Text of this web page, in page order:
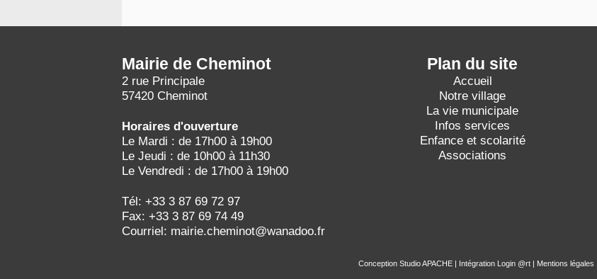
Mairie de Cheminot
2 rue Principale
57420 Cheminot
Horaires d'ouverture
Le Mardi : de 17h00 à 19h00
Le Jeudi : de 10h00 à 11h30
Le Vendredi : de 17h00 à 19h00
Tél: +33 3 87 69 72 97
Fax: +33 3 87 69 74 49
Courriel: mairie.cheminot@wanadoo.fr
Plan du site
Accueil
Notre village
La vie municipale
Infos services
Enfance et scolarité
Associations
Conception Studio APACHE| Intégration Login @rt| Mentions légales